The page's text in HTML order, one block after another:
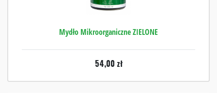
Mydło Mikroorganiczne ZIELONE
54,00 zł